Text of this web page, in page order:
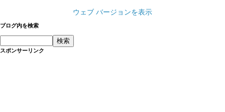
ウェブ バージョンを表示
ブログ内を検索
スポンサーリンク